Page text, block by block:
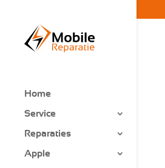
Home
Service
Reparaties
Apple